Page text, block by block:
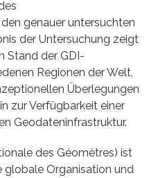
genauer untersuchten
der Untersuchung zeigt
Stand der GDI-
Regionen der Welt,
Überlegungen
zur Verfügbarkeit einer
Geodateninfrastruktur.
des Géomètres) ist
globale Organisation und